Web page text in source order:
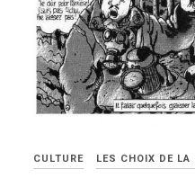
CULTURE LES CHOIX DE LA